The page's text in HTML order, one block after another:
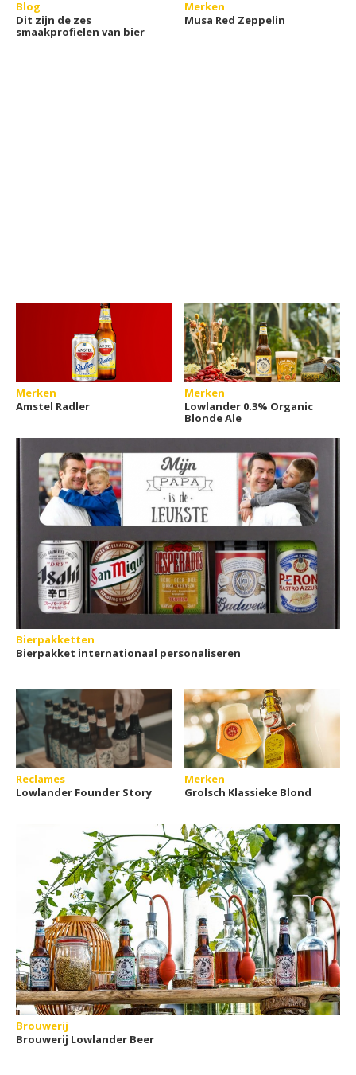
Blog
Dit zijn de zes
smaakprofielen van bier
Merken
Musa Red Zeppelin
Merken
Amstel Radler
Merken
Lowlander 0.3% Organic
Blonde Ale
Bierpakketten
Bierpakket internationaal personaliseren
Reclames
Lowlander Founder Story
Merken
Grolsch Klassieke Blond
Brouwerij
Brouwerij Lowlander Beer